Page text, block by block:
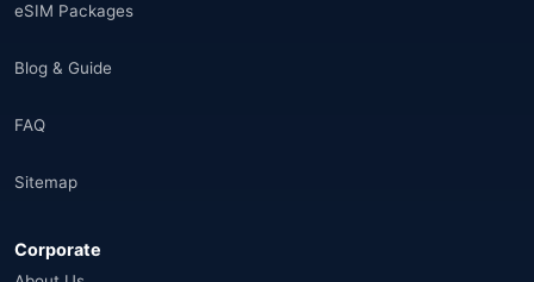
eSIM Packages
Blog & Guide
FAQ
Sitemap
Corporate